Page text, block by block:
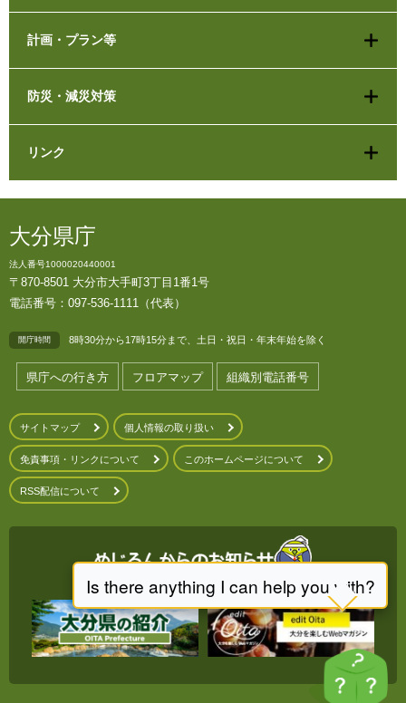
計画・プラン等
防災・減災対策
リンク
大分県庁
法人番号1000020440001
〒870-8501 大分市大手町3丁目1番1号
電話番号：097-536-1111（代表）
開庁時間 8時30分から17時15分まで、土日・祝日・年末年始を除く
県庁への行き方 フロアマップ 組織別電話番号
サイトマップ 個人情報の取り扱い
免責事項・リンクについて このホームページについて
RSS配信について